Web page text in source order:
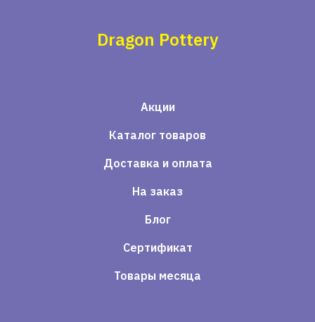
Dragon Pottery
Акции
Каталог товаров
Доставка и оплата
На заказ
Блог
Сертификат
Товары месяца